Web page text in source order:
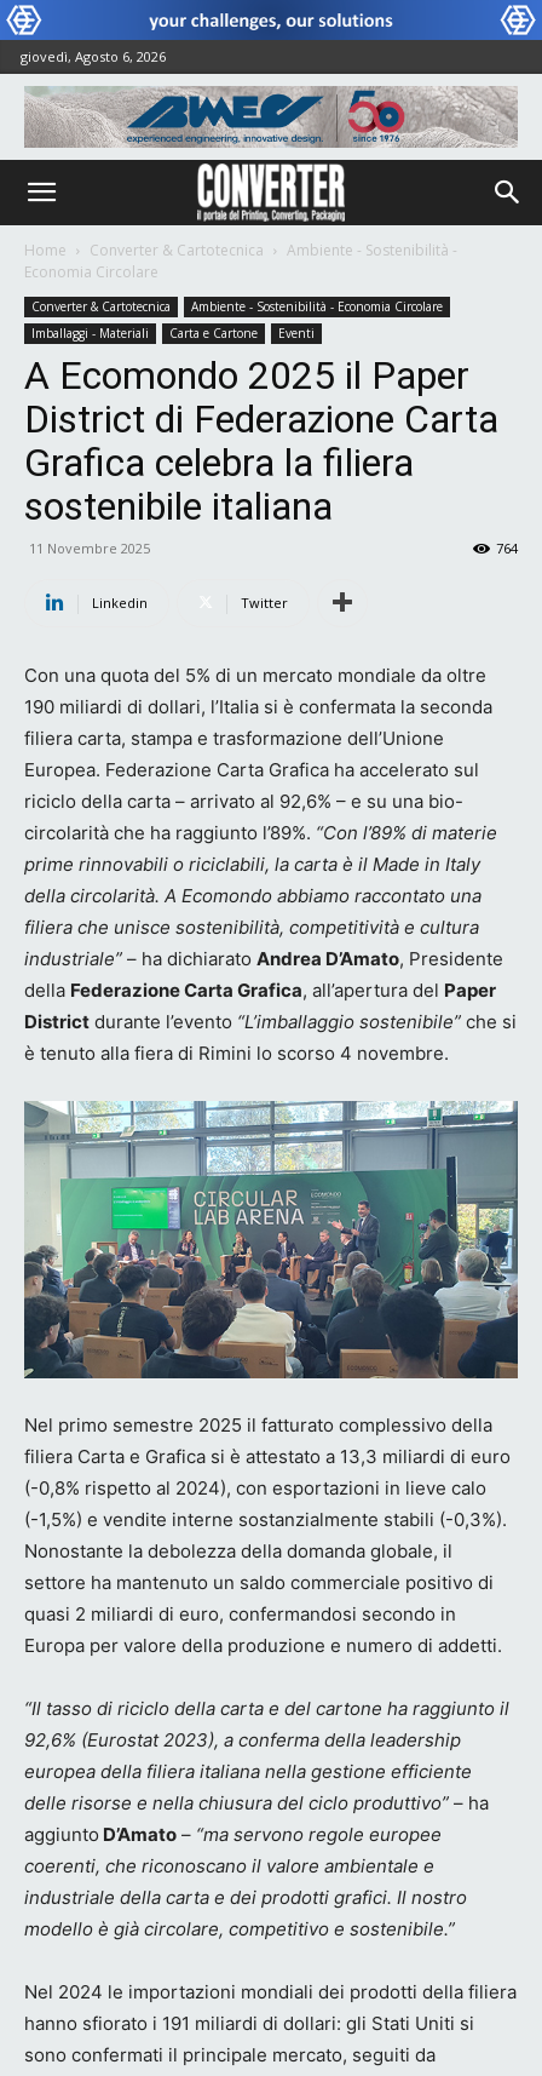
giovedì, Agosto 6, 2026
Home Converter & Cartotecnica
Ambiente - Sostenibilità -
Economia Circolare
Converter & Cartotecnica
Ambiente - Sostenibilità - Economia Circolare
Imballaggi - Materiali
Carta e Cartone Eventi
A Ecomondo 2025 il Paper
District di Federazione Carta
Grafica celebra la filiera
sostenibile italiana
11 Novembre 2025 764
Linkedin Twitter
Con una quota del 5% di un mercato mondiale da oltre
190 miliardi di dollari, l’Italia si è confermata la seconda
filiera carta, stampa e trasformazione dell’Unione
Europea. Federazione Carta Grafica ha accelerato sul
riciclo della carta – arrivato al 92,6% – e su una bio-
circolarità che ha raggiunto l’89%. “Con l’89% di materie
prime rinnovabili o riciclabili, la carta è il Made in Italy
della circolarità. A Ecomondo abbiamo raccontato una
filiera che unisce sostenibilità, competitività e cultura
industriale” – ha dichiarato Andrea D’Amato, Presidente
della Federazione Carta Grafica, all’apertura del Paper
District durante l’evento “L’imballaggio sostenibile” che si
è tenuto alla fiera di Rimini lo scorso 4 novembre.
Nel primo semestre 2025 il fatturato complessivo della
filiera Carta e Grafica si è attestato a 13,3 miliardi di euro
(-0,8% rispetto al 2024), con esportazioni in lieve calo
(-1,5%) e vendite interne sostanzialmente stabili (-0,3%).
Nonostante la debolezza della domanda globale, il
settore ha mantenuto un saldo commerciale positivo di
quasi 2 miliardi di euro, confermandosi secondo in
Europa per valore della produzione e numero di addetti.
“Il tasso di riciclo della carta e del cartone ha raggiunto il
92,6% (Eurostat 2023), a conferma della leadership
europea della filiera italiana nella gestione efficiente
delle risorse e nella chiusura del ciclo produttivo” – ha
aggiunto D’Amato – “ma servono regole europee
coerenti, che riconoscano il valore ambientale e
industriale della carta e dei prodotti grafici. Il nostro
modello è già circolare, competitivo e sostenibile.”
Nel 2024 le importazioni mondiali dei prodotti della filiera
hanno sfiorato i 191 miliardi di dollari: gli Stati Uniti si
sono confermati il principale mercato, seguiti da